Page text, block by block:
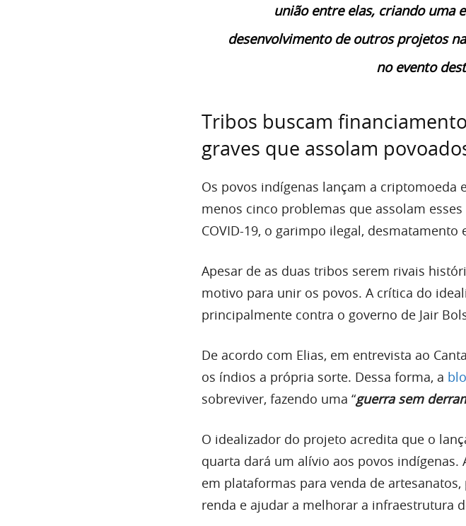
união entre elas, criando uma
desenvolvimento de outros projetos
no evento
Tribos buscam
graves que assolam
Os povos indígenas lançam a criptomoeda
menos cinco problemas que assolam
COVID-19, o garimpo ilegal, desmatamento
Apesar de as duas tribos serem rivais
motivo para unir os povos. A crítica do
principalmente contra o governo de Jair
De acordo com Elias, em entrevista ao
os índios a própria sorte. Dessa forma, a
sobreviver, fazendo uma “guerra sem
O idealizador do projeto acredita que o
quarta dará um alívio aos povos
em plataformas para venda de
renda e ajudar a melhorar a infraestrutura